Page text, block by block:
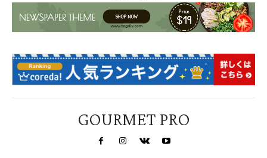
GOURMET PRO